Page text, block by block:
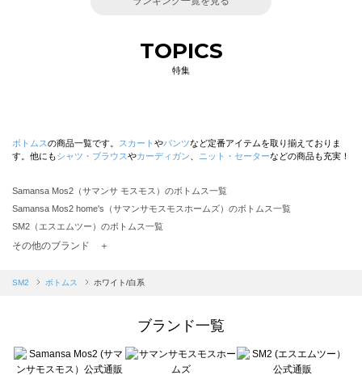
TOPICS
特集
ボトムスの商品一覧です。 スカート やパンツなど定番アイテムを取り揃えておりま
す。他にもシャツ・ブラウスやカーディガン ニット・セーターなどの商品も充実！
Samansa Mos2（サマンサ モスモス）のボトムス一覧
Samansa Mos2 home's（サマンサモスモスホームズ）のボトムス一覧
SM2（エスエムツー）のボトムス一覧
TSUHARU by Samansa Mos2（ツハルバイサマンサモスモス）のボトムス一覧
Samansa Mos2 blue（サマンサモスモス ブルー）のボトムス一覧
sō4ū（ソウフォーユー）のボトムス一覧
Te chichi（テチチ）のボトムス一覧
Te chichi CLASSIC（テチチ クラシック）のボトムス一覧
その他のブランド ＋
SM2 ボトムス ホワイト/白系
ブランド一覧